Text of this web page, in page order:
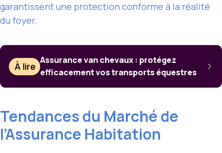
garantissent une protection conforme à la réalité
du foyer.
À lire
Assurance van chevaux : protégez
efficacement vos transports équestres
Tendances du Marché de
l’Assurance Habitation